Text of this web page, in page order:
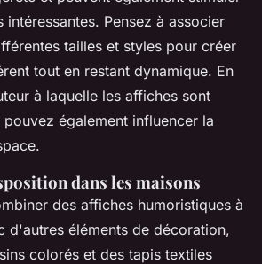
intéressantes. Pensez à associer
tailles et styles pour créer
tout en restant dynamique. En
à laquelle les affiches sont
également influencer la
dans les maisons
des affiches humoristiques à
d'autres éléments de décoration,
colorés et des tapis textiles